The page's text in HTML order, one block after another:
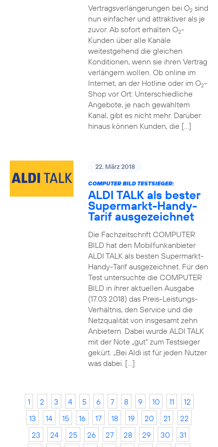
Vertragsverlängerungen bei O2sind
nun einfacher und attraktiver als je
zuvor. Ab sofort erhalten O2-
Kunden über alle Kanäle
weitestgehend die gleichen
Konditionen, wenn sie ihren Vertrag
verlängern wollen. Ob online im
Internet, an der Hotline oder im O2-
Shop vor Ort: Unterschiedliche
Angebote, je nach gewähltem
Kanal, gibt es nicht mehr. Darüber
hinaus können Kunden, die […]
22. März 2018
COMPUTER BILD TESTSIEGER:
ALDI TALK als bester
Supermarkt-Handy-
Tarif ausgezeichnet
Die Fachzeitschrift COMPUTER
BILD hat den Mobilfunkanbieter
ALDI TALK als besten Supermarkt-
Handy-Tarif ausgezeichnet. Für den
Test untersuchte die COMPUTER
BILD in ihrer aktuellen Ausgabe
(17.03.2018) das Preis-Leistungs-
Verhältnis, den Service und die
Netzqualität von insgesamt zehn
Anbietern. Dabei wurde ALDI TALK
mit der Note „gut“ zum Testsieger
gekürt. „Bei Aldi ist für jeden Nutzer
was dabei. […]
1 2 3 4 5 6 7 8 9 10 11
12
13
14 15 16 17 18 19 20 21
22
23
24 25 26 27 28 29 30
31